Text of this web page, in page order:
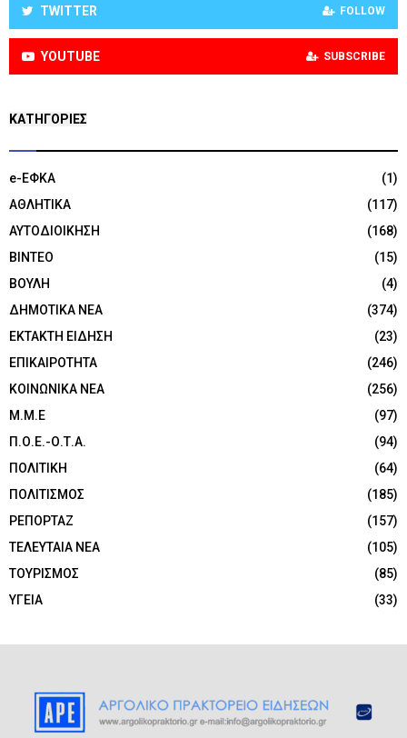
TWITTER FOLLOW
YOUTUBE SUBSCRIBE
KΑΤΗΓΟΡΊΕΣ
e-ΕΦΚΑ
(1)
ΑΘΛΗΤΙΚΑ
(117)
ΑΥΤΟΔΙΟΙΚΗΣΗ
(168)
ΒΙΝΤΕΟ
(15)
ΒΟΥΛΗ
(4)
ΔΗΜΟΤΙΚΑ ΝΕΑ
(374)
ΕΚΤΑΚΤΗ ΕΙΔΗΣΗ
(23)
ΕΠΙΚΑΙΡΟΤΗΤΑ
(246)
ΚΟΙΝΩΝΙΚΑ ΝΕΑ
(256)
Μ.Μ.Ε
(97)
Π.Ο.Ε.-Ο.Τ.Α.
(94)
ΠΟΛΙΤΙΚΗ
(64)
ΠΟΛΙΤΙΣΜΟΣ
(185)
ΡΕΠΟΡΤΑΖ
(157)
ΤΕΛΕΥΤΑΙΑ ΝΕΑ
(105)
ΤΟΥΡΙΣΜΟΣ
(85)
ΥΓΕΙΑ
(33)